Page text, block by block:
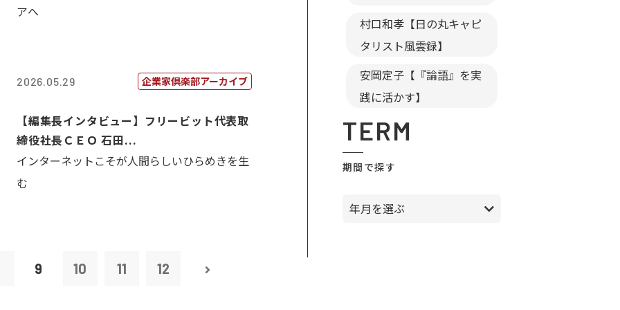
アへ
2026.05.29 企業家倶楽部アーカイブ
【編集長インタビュー】フリービット代表取
締役社長ＣＥＯ 石田...
インターネットこそが人間らしいひらめきを生
む
9 10 11 12
村口和孝【日の丸キャピ
タリスト風雲録】
安岡定子【『論語』を実
践に活かす】
TERM
期間で探す
年月を選ぶ